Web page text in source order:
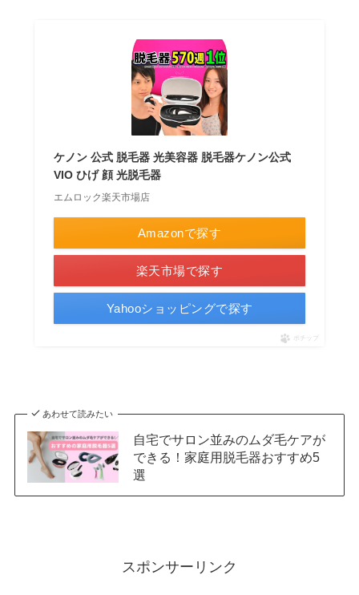
ケノン 公式 脱毛器 光美容器 脱毛器ケノン公式
VIO ひげ 顔 光脱毛器
エムロック楽天市場店
Amazonで探す
楽天市場で探す
Yahooショッピングで探す
ポチップ
あわせて読みたい
自宅でサロン並みのムダ毛ケアが
できる！家庭用脱毛器おすすめ5
選
スポンサーリンク